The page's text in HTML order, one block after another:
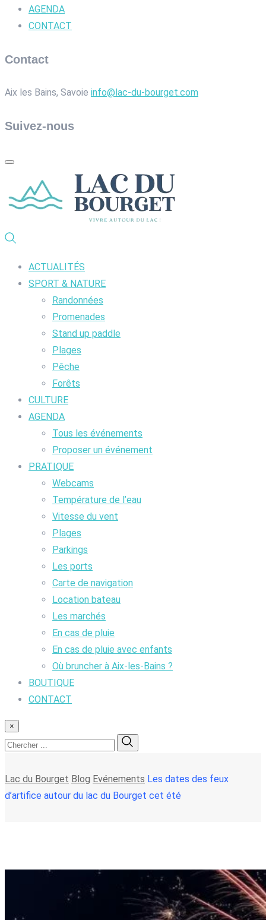
AGENDA
CONTACT
Contact
Aix les Bains, Savoie info@lac-du-bourget.com
Suivez-nous
ACTUALITÉS
SPORT & NATURE
Randonnées
Promenades
Stand up paddle
Plages
Pêche
Forêts
CULTURE
AGENDA
Tous les événements
Proposer un événement
PRATIQUE
Webcams
Température de l’eau
Vitesse du vent
Plages
Parkings
Les ports
Carte de navigation
Location bateau
Les marchés
En cas de pluie
En cas de pluie avec enfants
Où bruncher à Aix-les-Bains ?
BOUTIQUE
CONTACT
×
Lac du Bourget Blog Evénements Les dates des feux
d’artifice autour du lac du Bourget cet été